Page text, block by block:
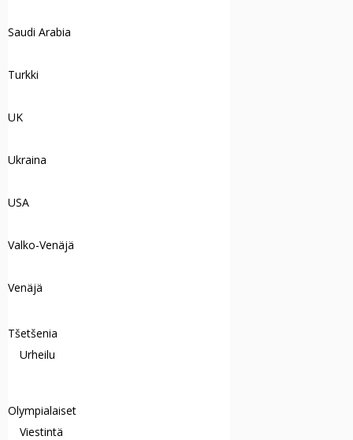
Saudi Arabia
Turkki
UK
Ukraina
USA
Valko-Venäjä
Venäjä
Tšetšenia
Urheilu
Olympialaiset
Viestintä